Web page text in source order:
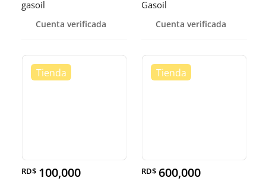
gasoil
Cuenta verificada
Gasoil
Cuenta verificada
RD$ 100,000 RD$ 600,000